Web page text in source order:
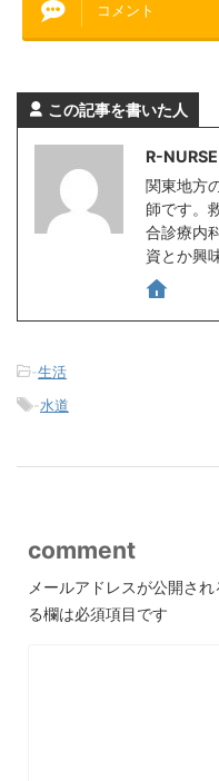
コメント
この記事を書いた人
R-NURSE
関東地方
師です。
合診療内
資とか興
-生活
-水道
comment
メールアドレスが公開され
る欄は必須項目です